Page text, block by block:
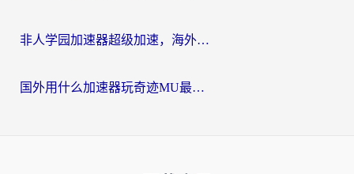
非人学园加速器超级加速，海外玩家重返国服的通行证
国外用什么加速器玩奇迹MU最好？2026海外玩家国服游戏加速全攻略